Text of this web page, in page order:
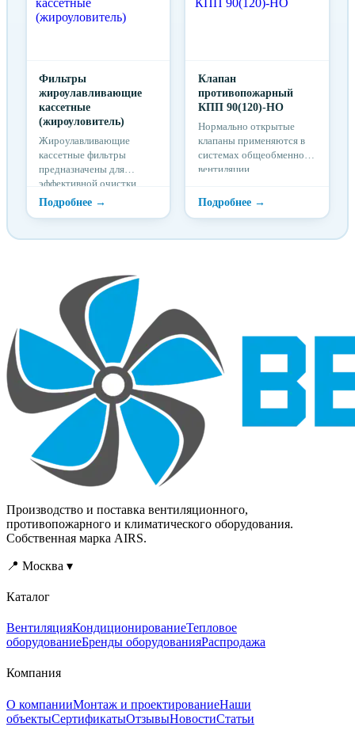
Фильтры
жироулавливающие
кассетные
(жироуловитель)
Жироулавливающие
кассетные фильтры
предназначены для
эффективной очистки
воздуха от жира в
системах кухонных
устанавливаются
электроплитами. Фильтр
состоит из металлической
рамки и фильтрующего
элемента. Конструкция
фильтра не разборная и
выполнена из
оцинкованной стали
Клапан
противопожарный
КПП 90(120)-НО
Нормально открытые
клапаны применяются в
системах общеобменной
вентиляции,
воздушного отопления в
целях предотвращения
воздуховодам в
защищаемых установками
газового, аэрозольного
или порошкового
пожаротушения.
Производство и поставка вентиляционного,
противопожарного и климатического оборудования.
Собственная марка AIRS.
📍 Москва ▾
Каталог
ВентиляцияКондиционированиеТепловое
оборудованиеБренды оборудованияРаспродажа
Компания
О компанииМонтаж и проектированиеНаши
объектыСертификатыОтзывыНовостиСтатьи